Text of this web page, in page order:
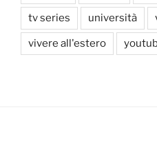
tv series università
vivere all'estero